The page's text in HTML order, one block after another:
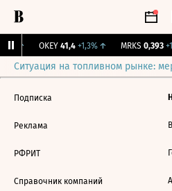
OKEY 41,4 +1,3%↑ MRKS 0,393
Ситуация на топливном рынке:
Подписка
Реклама
РФРИТ
Справочник компаний